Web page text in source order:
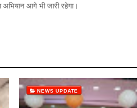
आगे भी जारी रहेगा।
NEWS UPDATE